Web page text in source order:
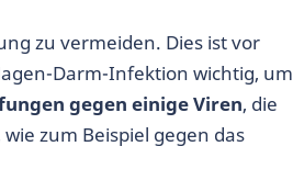
zu vermeiden. Dies ist vor
Darm-Infektion wichtig, um
gegen einige Viren, die
zum Beispiel gegen das